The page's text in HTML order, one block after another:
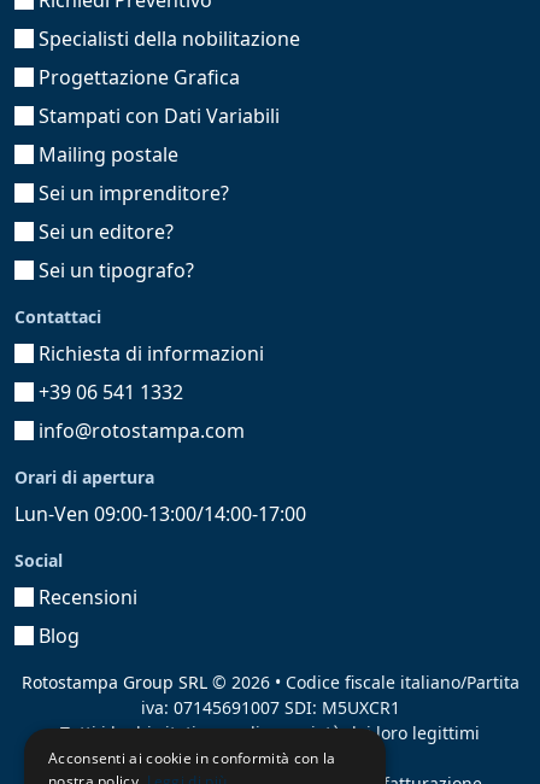
Specialisti della nobilitazione
Progettazione Grafica
Stampati con Dati Variabili
Mailing postale
Sei un imprenditore?
Sei un editore?
Sei un tipografo?
Contattaci
Richiesta di informazioni
+39 06 541 1332
info@rotostampa.com
Orari di apertura
Lun-Ven 09:00-13:00/14:00-17:00
Social
Recensioni
Blog
Rotostampa Group SRL© 2026 • Codice fiscale italiano/Partita
iva: 07145691007 SDI: M5UXCR1
Tutti i loghi citati sono di proprietà dei loro legittimi
proprietari.
Acconsenti ai cookie in conformità con la